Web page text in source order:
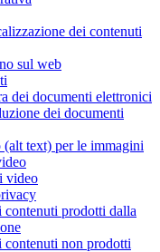
dei contenuti
sul web
dei documenti elettronici
dei documenti
text) per le immagini
video
prodotti dalla
non prodotti